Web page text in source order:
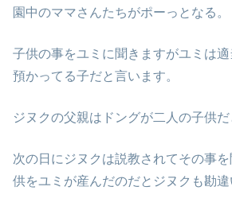
園中のママさんたちがポーっとなる。
子供の事をユミに聞きますがユミは
預かってる子だと言います。
ジヌクの父親はドングが二人の子供だ
次の日にジヌクは説教されてその事
供をユミが産んだのだとジヌクも勘違